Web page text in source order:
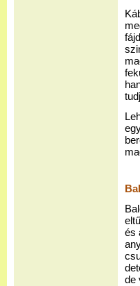
és
de